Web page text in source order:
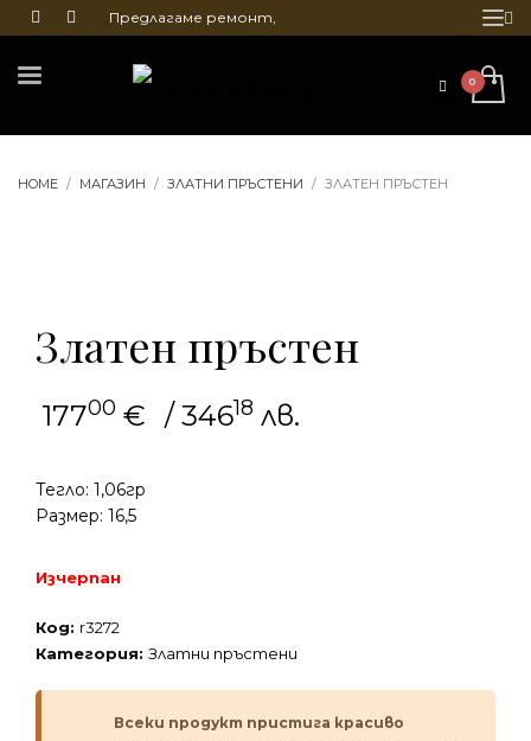
Предлагаме ремонт,
на бижута
HOME МАГАЗИН ЗЛАТНИ ПРЪСТЕНИ ЗЛАТЕН ПРЪСТЕН
Златен пръстен
17700 € / 34618 лв.
Тегло: 1,06гр
Размер: 16,5
Изчерпан
Код: r3272
Категория: Златни пръстени
Всеки продукт пристига красиво